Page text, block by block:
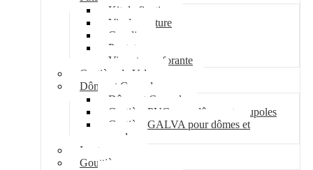
Kit de fixation
Vis de couture
Cavalier
Pontet
Vis auto-perforante
Costière de Velux
Dôme et Coupole
Dôme et Coupole
Costière PVC pour dômes et coupoles
Costière GALVA pour dômes et
coupoles
Lanterneau
Gouttière